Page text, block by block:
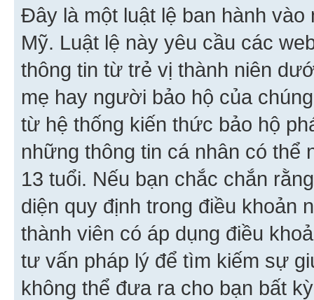
Đây là một luật lệ ban hành
Mỹ. Luật lệ này yêu cầu các
thông tin từ trẻ vị thành niên
mẹ hay người bảo hộ của
từ hệ thống kiến thức bảo hộ
những thông tin cá nhân có thể
13 tuổi. Nếu bạn chắc chắn
diện quy định trong điều khoản
thành viên có áp dụng điều
tư vấn pháp lý để tìm kiếm sự
không thể đưa ra cho bạn bất